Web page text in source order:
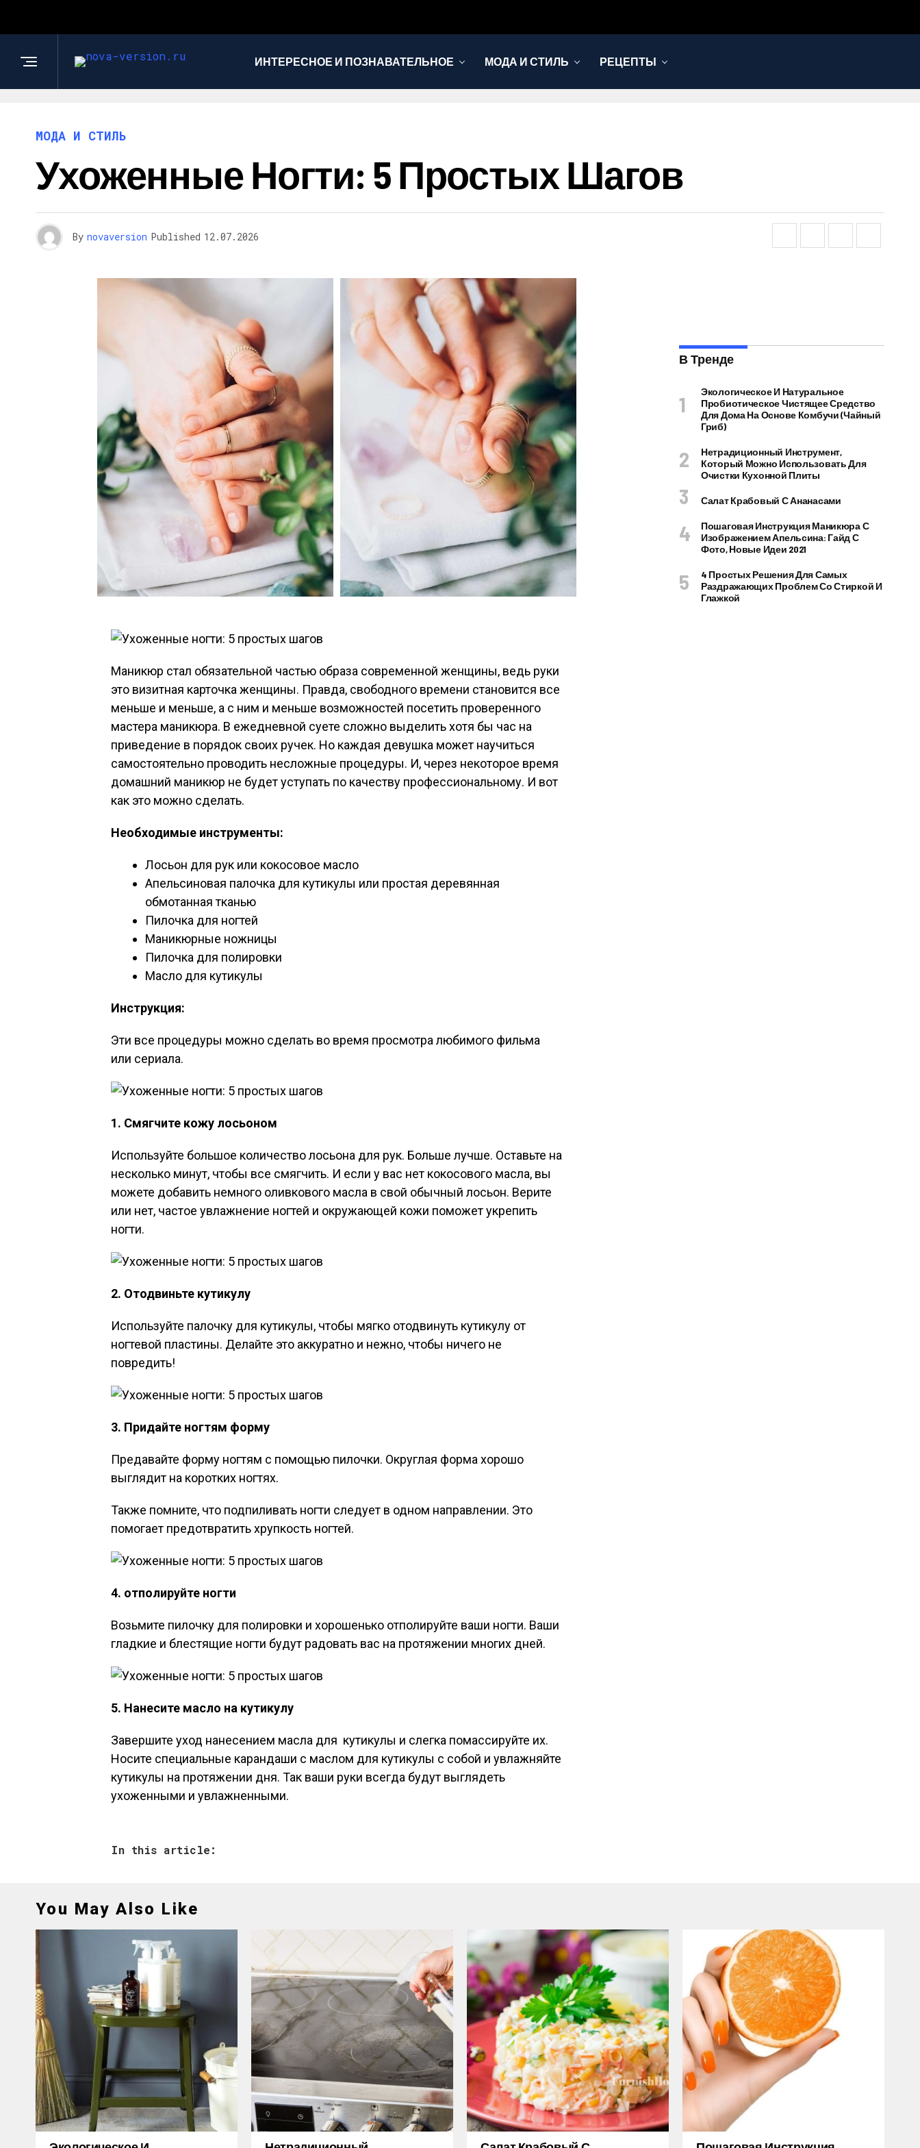
ИНТЕРЕСНОЕ И ПОЗНАВАТЕЛЬНОЕ МОДА И СТИЛЬ РЕЦЕПТЫ
МОДА И СТИЛЬ
Ухоженные Ногти: 5 Простых Шагов
By novaversion Published 12.07.2026
Маникюр стал обязательной частью образа современной женщины, ведь руки
это визитная карточка женщины. Правда, свободного времени становится все
меньше и меньше, а с ним и меньше возможностей посетить проверенного
мастера маникюра. В ежедневной суете сложно выделить хотя бы час на
приведение в порядок своих ручек. Но каждая девушка может научиться
самостоятельно проводить несложные процедуры. И, через некоторое время
домашний маникюр не будет уступать по качеству профессиональному. И вот
как это можно сделать.
Необходимые инструменты:
Лосьон для рук или кокосовое масло
Апельсиновая палочка для кутикулы или простая деревянная
обмотанная тканью
Пилочка для ногтей
Маникюрные ножницы
Пилочка для полировки
Масло для кутикулы
Инструкция:
Эти все процедуры можно сделать во время просмотра любимого фильма
или сериала.
1. Смягчите кожу лосьоном
Используйте большое количество лосьона для рук. Больше лучше. Оставьте на
несколько минут, чтобы все смягчить. И если у вас нет кокосового масла, вы
можете добавить немного оливкового масла в свой обычный лосьон. Верите
или нет, частое увлажнение ногтей и окружающей кожи поможет укрепить
ногти.
2. Отодвиньте кутикулу
Используйте палочку для кутикулы, чтобы мягко отодвинуть кутикулу от
ногтевой пластины. Делайте это аккуратно и нежно, чтобы ничего не
повредить!
3. Придайте ногтям форму
Предавайте форму ногтям с помощью пилочки. Округлая форма хорошо
выглядит на коротких ногтях.
Также помните, что подпиливать ногти следует в одном направлении. Это
помогает предотвратить хрупкость ногтей.
4. отполируйте ногти
Возьмите пилочку для полировки и хорошенько отполируйте ваши ногти. Ваши
гладкие и блестящие ногти будут радовать вас на протяжении многих дней.
5. Нанесите масло на кутикулу
Завершите уход нанесением масла для кутикулы и слегка помассируйте их.
Носите специальные карандаши с маслом для кутикулы с собой и увлажняйте
кутикулы на протяжении дня. Так ваши руки всегда будут выглядеть
ухоженными и увлажненными.
In this article:
В Тренде
Экологическое И Натуральное
Пробиотическое Чистящее Средство
Для Дома На Основе Комбучи (чайный
Гриб)
Нетрадиционный Инструмент,
Который Можно Использовать Для
Очистки Кухонной Плиты
Салат Крабовый С Ананасами
Пошаговая Инструкция Маникюра С
Изображением Апельсина: Гайд С
Фото, Новые Идеи 2021
4 Простых Решения Для Самых
Раздражающих Проблем Со Стиркой И
Глажкой
You May Also Like